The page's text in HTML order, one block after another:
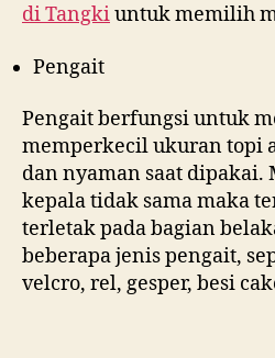
diTangkiuntuk memilih
Pengait
Pengait berfungsi untuk
memperkecil ukuran topi
dan nyaman saat
kepala tidak sama maka
terletak pada bagian
beberapa jenis pengait,
velcro, rel, gesper, besi